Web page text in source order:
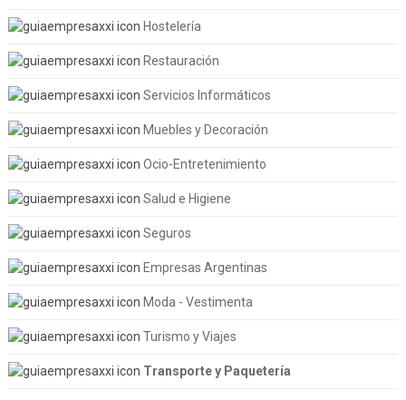
Hostelería
Restauración
Servicios Informáticos
Muebles y Decoración
Ocio-Entretenimiento
Salud e Higiene
Seguros
Empresas Argentinas
Moda - Vestimenta
Turismo y Viajes
Transporte y Paquetería